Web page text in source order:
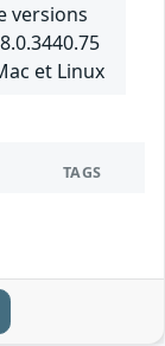
versions
et Linux
TAGS